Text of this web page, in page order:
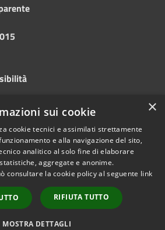
Copyright © 2026 • Comune di
Custonaci • Powered by
Municipium•Accesso
redazione
×
sui cookie
cookie tecnici e assimilati strettamente
e alla navigazione del sito,
analitico al solo fine di elaborare
aggregate e anonime.
consultare la cookie policy al seguente link
RIFIUTA TUTTO
MOSTRA DETTAGLI